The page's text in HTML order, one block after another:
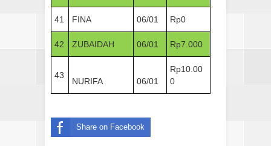
41 FINA 06/01 Rp0
42 ZUBAIDAH 06/01 Rp7.000
43
NURIFA 06/01
Rp10.00
0
Share on Facebook